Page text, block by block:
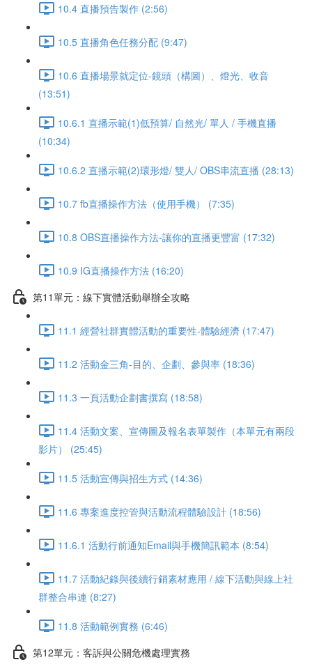
10.4 直播預告製作 (2:56)
10.5 直播角色任務分配 (9:47)
10.6 直播場景就定位-鏡頭（構圖）、燈光、收音
(13:51)
10.6.1 直播示範(1)低預算/ 自然光/ 單人 / 手機直播
(10:34)
10.6.2 直播示範(2)環形燈/ 雙人/ OBS串流直播 (28:13)
10.7 fb直播操作方法（使用手機） (7:35)
10.8 OBS直播操作方法-讓你的直播更豐富 (17:32)
10.9 IG直播操作方法 (16:20)
第11單元：線下實體活動舉辦全攻略
11.1 經營社群實體活動的重要性-體驗經濟 (17:47)
11.2 活動金三角-目的、企劃、參與率 (18:36)
11.3 一頁活動企劃書撰寫 (18:58)
11.4 活動文案、宣傳圖及報名表單製作（本單元有兩段
影片） (25:45)
11.5 活動宣傳與招生方式 (14:36)
11.6 專案進度控管與活動流程體驗設計 (18:56)
11.6.1 活動行前通知Email與手機簡訊範本 (8:54)
11.7 活動紀錄與後續行銷素材應用 / 線下活動與線上社
群整合串連 (8:27)
11.8 活動範例實務 (6:46)
第12單元：客訴與公關危機處理實務